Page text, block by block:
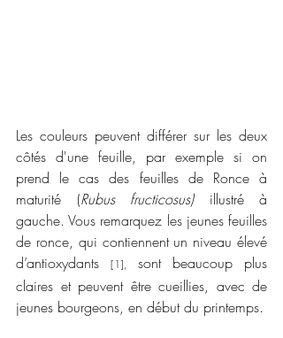
Les couleurs peuvent différer sur les deux
côtés d'une feuille, par exemple si on
prend le cas des feuilles de Ronce à
maturité (Rubus fructicosus) illustré à
gauche. Vous remarquez les jeunes feuilles
de ronce, qui contiennent un niveau élevé
d’antioxydants
[1], sont beaucoup plus
claires et peuvent être cueillies, avec de
jeunes bourgeons, en début du printemps.